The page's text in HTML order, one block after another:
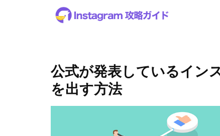
公式が発表しているイン
を出す方法